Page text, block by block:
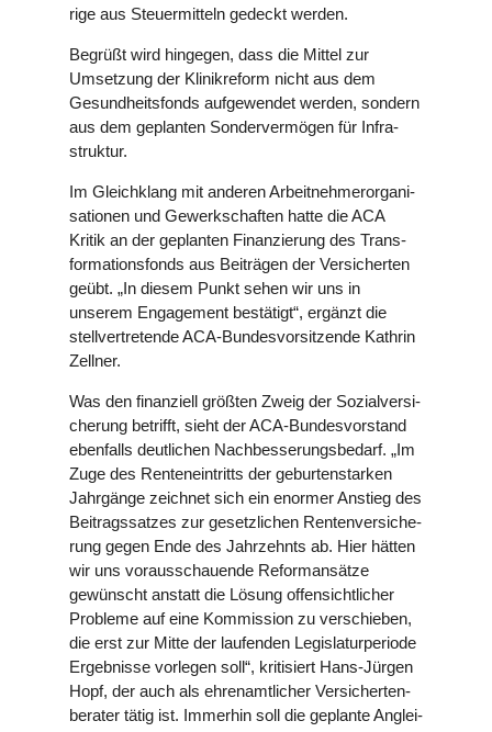
rige aus Steu­er­mit­teln gedeckt werden.
Begrüßt wird hingegen, dass die Mittel zur
Umset­zung der Kli­nik­re­form nicht aus dem
Gesund­heits­fonds auf­ge­wen­det werden, sondern
aus dem geplan­ten Son­der­ver­mö­gen für Infra­
struk­tur.
Im Gleich­klang mit anderen Arbeit­neh­mer­or­ga­ni­
sa­tio­nen und Gewerk­schaf­ten hatte die ACA
Kritik an der geplan­ten Finan­zie­rung des Trans­
for­ma­ti­ons­fonds aus Bei­trä­gen der Ver­si­cher­ten
geübt. „In diesem Punkt sehen wir uns in
unserem Enga­ge­ment bestä­tigt“, ergänzt die
stell­ver­tre­tende ACA-Bun­des­vor­sit­zende Kathrin
Zellner.
Was den finan­zi­ell größten Zweig der Sozi­al­ver­si­
che­rung betrifft, sieht der ACA-Bun­des­vor­stand
eben­falls deut­li­chen Nach­bes­se­rungs­be­darf. „Im
Zuge des Ren­ten­ein­tritts der gebur­ten­star­ken
Jahr­gänge zeichnet sich ein enormer Anstieg des
Bei­trags­sat­zes zur gesetz­li­chen Ren­ten­ver­si­che­
rung gegen Ende des Jahr­zehnts ab. Hier hätten
wir uns vor­aus­schau­ende Reform­an­sätze
gewünscht anstatt die Lösung offen­sicht­li­cher
Probleme auf eine Kom­mis­sion zu ver­schie­ben,
die erst zur Mitte der lau­fen­den Legis­la­tur­pe­ri­ode
Ergeb­nisse vorlegen soll“, kri­ti­siert Hans-Jürgen
Hopf, der auch als ehren­amt­li­cher Ver­si­cher­ten­
be­ra­ter tätig ist. Immerhin soll die geplante Anglei­